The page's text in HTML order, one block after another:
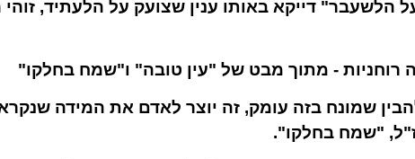
הלשעבר" דייקא באותו ענין שצועק על הלעתיד,
רוחניות - מתוך מבט של "עין טובה" ו"שמח בחלקו"
שמונח בזה עומק, זה יוצר לאדם את המידה
"שמח בחלקו".